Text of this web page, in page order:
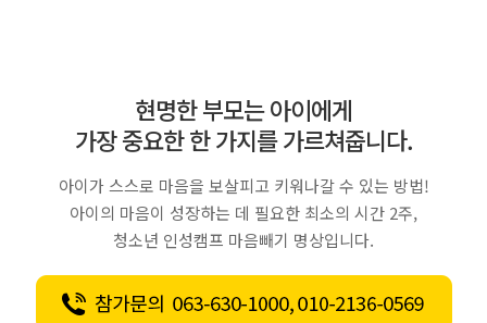
현명한 부모는 아이에게
가장 중요한 한 가지를 가르쳐줍니다.
아이가 스스로 마음을 보살피고 키워나갈 수 있는 방법!
아이의 마음이 성장하는 데 필요한 최소의 시간 2주,
청소년 인성캠프 마음빼기 명상입니다.